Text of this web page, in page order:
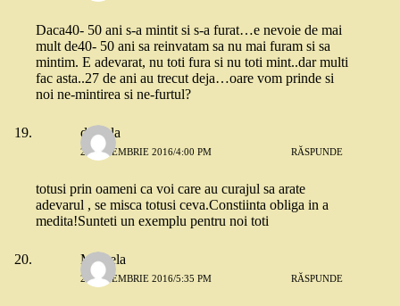
Daca40- 50 ani s-a mintit si s-a furat…e nevoie de mai
mult de40- 50 ani sa reinvatam sa nu mai furam si sa
mintim. E adevarat, nu toti fura si nu toti mint..dar multi
fac asta..27 de ani au trecut deja…oare vom prinde si
noi ne-mintirea si ne-furtul?
daniela
2 SEPTEMBRIE 2016/4:00 PM RĂSPUNDE
totusi prin oameni ca voi care au curajul sa arate
adevarul , se misca totusi ceva.Constiinta obliga in a
medita!Sunteti un exemplu pentru noi toti
Mihaela
2 SEPTEMBRIE 2016/5:35 PM RĂSPUNDE